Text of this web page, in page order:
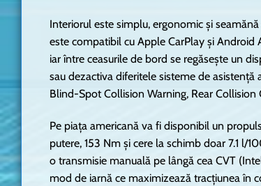
Interiorul este simplu, ergonomic și
este compatibil cu Apple CarPlay și Android
iar între ceasurile de bord se regăsește un
sau dezactiva diferitele sisteme de asistență
Blind-Spot Collision Warning, Rear
Pe piața americană va fi disponibil un
putere, 153 Nm și cere la schimb doar 7.1 l/
o transmisie manuală pe lângă cea CVT
mod de iarnă ce maximizează tracțiunea în